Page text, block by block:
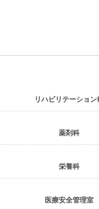
リハビリテーション
薬剤科
栄養科
医療安全管理室